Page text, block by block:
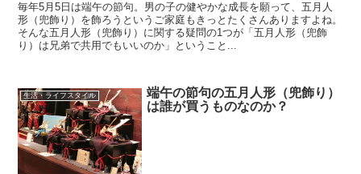
毎年5月5日は端午の節句。男の子の健やかな成長を願って、五月人
形（兜飾り）を飾ろうというご家庭もきっとたくさんありますよね。
そんな五月人形（兜飾り）に関する疑問の1つが「五月人形（兜飾
り）は兄弟で共用でもいいのか」ということ...
生活・ライフスタイル
端午の節句の五月人形（兜飾り）
は誰が買うものなのか？